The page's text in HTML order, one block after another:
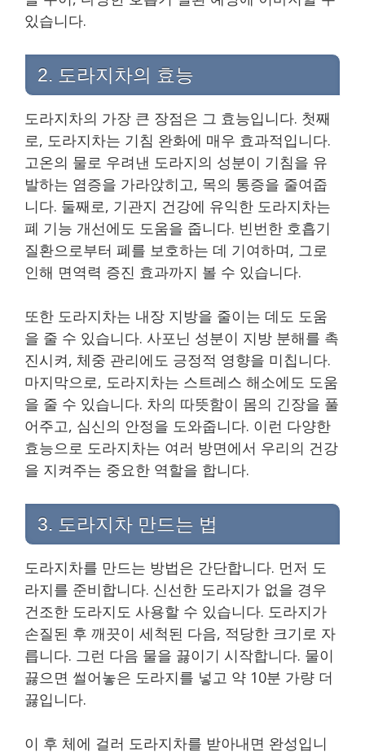
있습니다.
2. 도라지차의 효능
도라지차의 가장 큰 장점은 그 효능입니다. 첫째
로, 도라지차는 기침 완화에 매우 효과적입니다.
고온의 물로 우려낸 도라지의 성분이 기침을 유
발하는 염증을 가라앉히고, 목의 통증을 줄여줍
니다. 둘째로, 기관지 건강에 유익한 도라지차는
폐 기능 개선에도 도움을 줍니다. 빈번한 호흡기
질환으로부터 폐를 보호하는 데 기여하며, 그로
인해 면역력 증진 효과까지 볼 수 있습니다.
또한 도라지차는 내장 지방을 줄이는 데도 도움
을 줄 수 있습니다. 사포닌 성분이 지방 분해를 촉
진시켜, 체중 관리에도 긍정적 영향을 미칩니다.
마지막으로, 도라지차는 스트레스 해소에도 도움
을 줄 수 있습니다. 차의 따뜻함이 몸의 긴장을 풀
어주고, 심신의 안정을 도와줍니다. 이런 다양한
효능으로 도라지차는 여러 방면에서 우리의 건강
을 지켜주는 중요한 역할을 합니다.
3. 도라지차 만드는 법
도라지차를 만드는 방법은 간단합니다. 먼저 도
라지를 준비합니다. 신선한 도라지가 없을 경우
건조한 도라지도 사용할 수 있습니다. 도라지가
손질된 후 깨끗이 세척된 다음, 적당한 크기로 자
릅니다. 그런 다음 물을 끓이기 시작합니다. 물이
끓으면 썰어놓은 도라지를 넣고 약 10분 가량 더
끓입니다.
이 후 체에 걸러 도라지차를 받아내면 완성입니